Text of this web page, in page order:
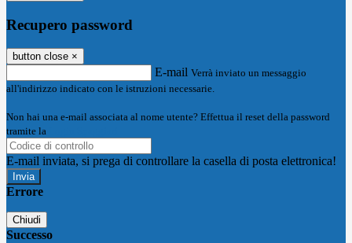
Recupero password
button close ×
E-mail Verrà inviato un messaggio
all'indirizzo indicato con le istruzioni necessarie.
Non hai una e-mail associata al nome utente? Effettua il reset della password
tramite la
E-mail inviata, si prega di controllare la casella di posta elettronica!
Errore
Chiudi
Successo